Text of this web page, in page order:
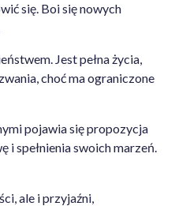
się. Boi się nowych
Jest pełna życia,
choć ma ograniczone
pojawia się propozycja
i spełnienia swoich marzeń.
ale i przyjaźni,